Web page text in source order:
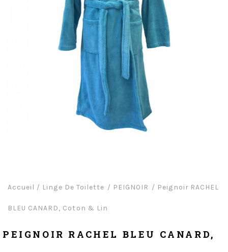
Accueil / Linge De Toilette PEIGNOIR Peignoir RACHEL
BLEU CANARD, Coton & Lin
PEIGNOIR RACHEL BLEU CANARD,